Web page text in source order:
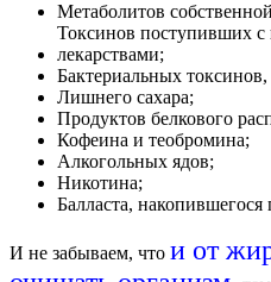
Метаболитов
Токсинов поступивших
лекарствами;
Бактериальных
Лишнего сахара;
Продуктов белкового
Кофеина и теобромина;
Алкогольных ядов;
Никотина;
Балласта,
И не забываем, что и от